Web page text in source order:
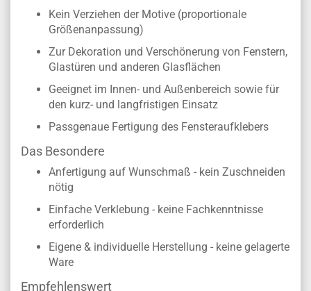
Kein Verziehen der Motive (proportionale
Größenanpassung)
Zur Dekoration und Verschönerung von Fenstern,
Glastüren und anderen Glasflächen
Geeignet im Innen- und Außenbereich sowie für
den kurz- und langfristigen Einsatz
Passgenaue Fertigung des Fensteraufklebers
Das Besondere
Anfertigung auf Wunschmaß - kein Zuschneiden
nötig
Einfache Verklebung - keine Fachkenntnisse
erforderlich
Eigene & individuelle Herstellung - keine gelagerte
Ware
Empfehlenswert